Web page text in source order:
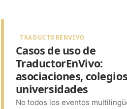
TRADUCTORENVIVO
Casos de uso de
TraductorEnVivo:
asociaciones,
universidades
No todos los eventos